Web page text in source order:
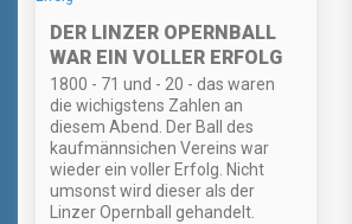
DER LINZER OPERNBALL
WAR EIN VOLLER ERFOLG
1800 - 71 und - 20 - das waren
die wichigstens Zahlen an
diesem Abend. Der Ball des
kaufmännsichen Vereins war
wieder ein voller Erfolg. Nicht
umsonst wird dieser als der
Linzer Opernball gehandelt.